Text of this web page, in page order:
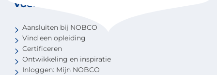
Voor coaches
Aansluiten bij NOBCO
Vind een opleiding
Certificeren
Ontwikkeling en inspiratie
Inloggen: Mijn NOBCO